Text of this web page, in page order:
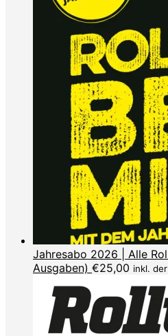
Jahresabo 2026 | Alle
Ausgaben) €25,00 inkl.